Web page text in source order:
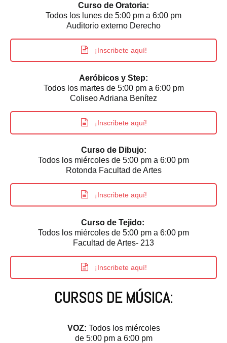
Curso de Oratoria:
Todos los lunes de 5:00 pm a 6:00 pm
Auditorio externo Derecho
¡Inscribete aquí!
Aeróbicos y Step:
Todos los martes de 5:00 pm a 6:00 pm
Coliseo Adriana Benítez
¡Inscribete aquí!
Curso de Dibujo:
Todos los miércoles de 5:00 pm a 6:00 pm
Rotonda Facultad de Artes
¡Inscribete aquí!
Curso de Tejido:
Todos los miércoles de 5:00 pm a 6:00 pm
Facultad de Artes- 213
¡Inscribete aquí!
CURSOS DE MÚSICA:
VOZ: Todos los miércoles
de 5:00 pm a 6:00 pm